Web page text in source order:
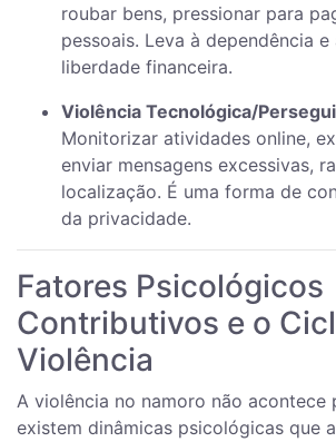
roubar bens, pressionar para
pessoais. Leva à dependência
liberdade financeira.
Violência Tecnológica/
Monitorizar atividades online,
enviar mensagens excessivas,
localização. É uma forma de
da privacidade.
Fatores Psicológicos
Contributivos e o
Violência
A violência no namoro não acontece
existem dinâmicas psicológicas que